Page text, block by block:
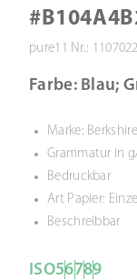
pure11 Nr.:
Farbe: Blau;
Marke: Berkshire
Grammatur in
Bedruckbar
Art Papier:
Beschreibbar
ISO56789